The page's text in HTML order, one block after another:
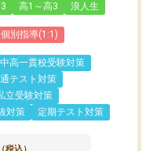
高1～高3 浪人生
個別指導(1:1)
高一貫校受験対策
テスト対策
立受験対策
対策
定期テスト対策